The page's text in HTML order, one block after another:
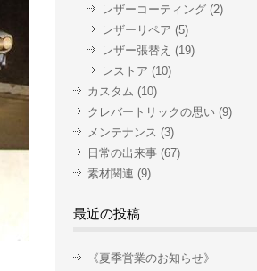
レザーコーティング (2)
レザーリペア (5)
レザー張替え (19)
レストア (10)
カスタム (10)
クレバートリックの思い (9)
メンテナンス (3)
日常の出来事 (67)
素材関連 (9)
最近の投稿
《夏季営業のお知らせ》